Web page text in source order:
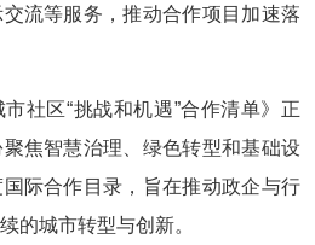
流等服务，推动合作项目加速落
社区“挑战和机遇”合作清单》正
焦智慧治理、绿色转型和基础设
际合作目录，旨在推动政企与行
的城市转型与创新。